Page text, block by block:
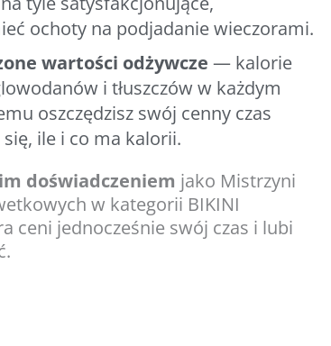
ochoty na podjadanie wieczorami.
wartości odżywcze — kalorie
i tłuszczów w każdym
oszczędzisz swój cenny czas
ile i co ma kalorii.
doświadczeniem jako Mistrzyni
w kategorii BIKINI
ceni jednocześnie swój czas i lubi